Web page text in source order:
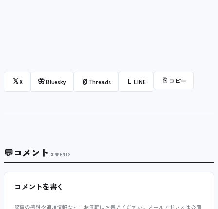
𝕏X 🦋Bluesky @ Threads L LINE ⎘ コピー
💬コメント COMMENTS
コメントを書く
記事の感想や追加情報など、お気軽にお書きください。メールアドレスは公開